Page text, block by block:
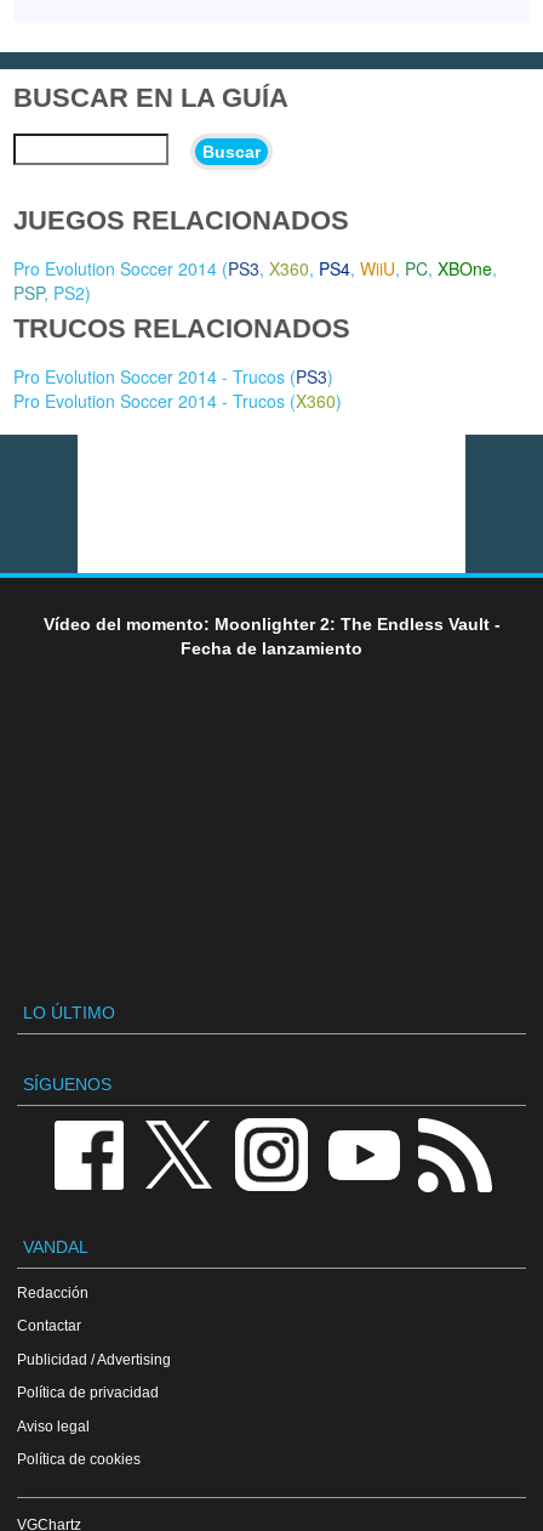
BUSCAR EN LA GUÍA
Buscar
JUEGOS RELACIONADOS
Pro Evolution Soccer 2014 (PS3,X360, PS4,WiiU, PC,XBOne,
PSP, PS2)
TRUCOS RELACIONADOS
Pro Evolution Soccer 2014 - Trucos (PS3)
Pro Evolution Soccer 2014 - Trucos (X360)
Vídeo del momento: Moonlighter 2: The Endless Vault -
Fecha de lanzamiento
LO ÚLTIMO
SÍGUENOS
VANDAL
Redacción
Contactar
Publicidad / Advertising
Política de privacidad
Aviso legal
Política de cookies
VGChartz